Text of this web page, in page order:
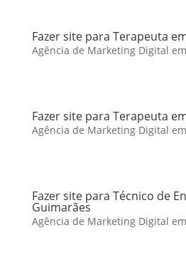
Fazer site para Terapeuta
Agência de Marketing Digital
Fazer site para Terapeuta
Agência de Marketing Digital
Fazer site para Técnico de
Guimarães
Agência de Marketing Digital